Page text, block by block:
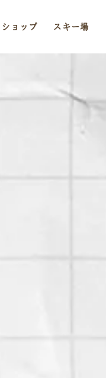
ショップ スキー場